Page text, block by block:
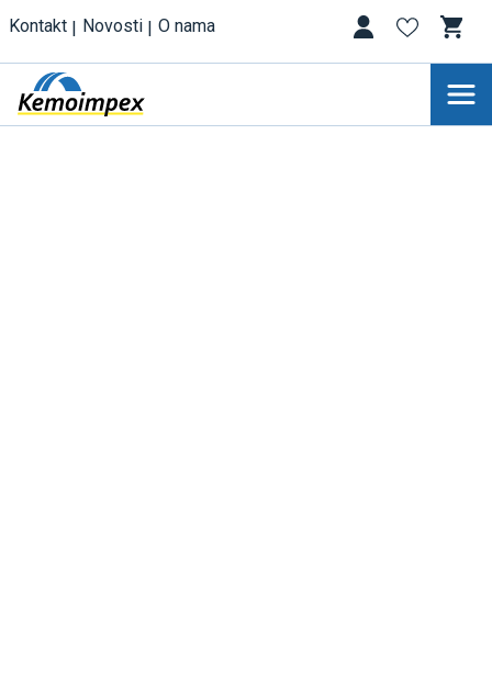
Kontakt Novosti O nama